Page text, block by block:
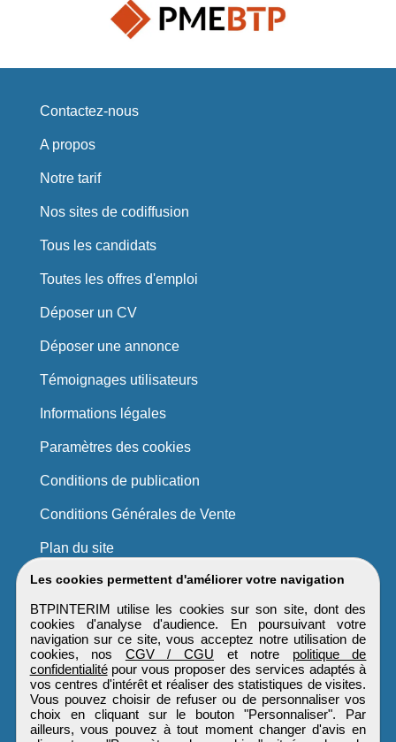
Les cookies permettent d'améliorer votre navigation
BTPINTERIM utilise les cookies sur son site, dont des
cookies d'analyse d'audience. En poursuivant votre
navigation sur ce site, vous acceptez notre utilisation de
cookies, nos CGV / CGU et notre politique de
confidentialitépour vous proposer des services adaptés à
vos centres d'intérêt et réaliser des statistiques de visites.
Vous pouvez choisir de refuser ou de personnaliser vos
choix en cliquant sur le bouton "Personnaliser". Par
ailleurs, vous pouvez à tout moment changer d'avis en
Contactez-nous
A propos
Notre tarif
Nos sites de codiffusion
Tous les candidats
Toutes les offres d'emploi
Déposer un CV
Déposer une annonce
Témoignages utilisateurs
Informations légales
Paramètres des cookies
Conditions de publication
Conditions Générales de Vente
Plan du site